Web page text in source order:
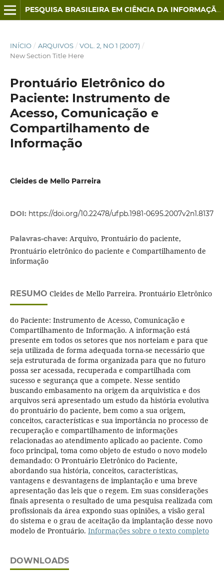
PESQUISA BRASILEIRA EM CIÊNCIA DA INFORMAÇÃO E BIBLIOTECONOMIA
INÍCIO / ARQUIVOS / VOL. 2, NO 1 (2007) /
New Section Title Here
Prontuário Eletrônico do
Paciente: Instrumento de
Acesso, Comunicação e
Compartilhamento de
Informação
Cleides de Mello Parreira
DOI: https://doi.org/10.22478/ufpb.1981-0695.2007v2n1.8137
Palavras-chave: Arquivo, Prontuário do paciente,
Prontuário eletrônico do paciente e Compartilhamento de
informação
RESUMO Cleides de Mello Parreira. Prontuário Eletrônico
do Paciente: Instrumento de Acesso, Comunicação e
Compartilhamento de Informação. A informação está
presente em todos os setores que nos norteiam e para que
seja utilizada de forma adequada torna-se necessário que
seja estruturada de forma organizada para que no futuro
possa ser acessada, recuperada e compartilhada com
sucesso e segurança que a compete. Nesse sentido
buscando embasamento na origem da arquivistica e dos
arquivos será apresentado um estudo da história evolutiva
do prontuário do paciente, bem como a sua origem,
conceitos, características e sua importância no processo de
recuperação e compartilhamento de informações
relacionadas ao atendimento aplicado ao paciente. Como
foco principal, toma como objeto de estudo o novo modelo
demandado: O Prontuário Eletrônico do Paciente,
abordando sua história, conceitos, características,
vantagens e desvantagens de implantação e uma breve
apresentação das leis que o regem. Em suas considerações
finais apresenta o resultado de uma pesquisa realizada com
profissionais da área expondo suas opiniões, a visão geral
do sistema e o grau de aceitação da implantação desse novo
modelo de Prontuário. Informações sobre o texto completo
DOWNLOADS